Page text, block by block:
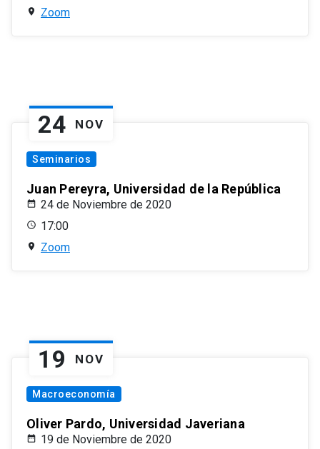
Zoom
24 NOV
Seminarios
Juan Pereyra, Universidad de la República
24 de Noviembre de 2020
17:00
Zoom
19 NOV
Macroeconomía
Oliver Pardo, Universidad Javeriana
19 de Noviembre de 2020